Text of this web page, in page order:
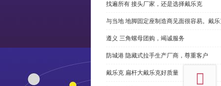
找遍所有 接头厂家，还是选择戴乐克
与当地 地脚固定座制造商见面很容易。戴
遵义 三角螺母团购，竭诚服务
防城港 隐藏式拉手生产厂商，尊重客户
戴乐克 扁杆大戴乐克好质量
top